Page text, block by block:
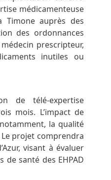
médicamenteuse
Timone auprès des
des ordonnances
prescripteur,
inutiles ou
de télé-expertise
mois. L’impact de
la qualité
projet comprendra
visant à évaluer
de santé des EHPAD